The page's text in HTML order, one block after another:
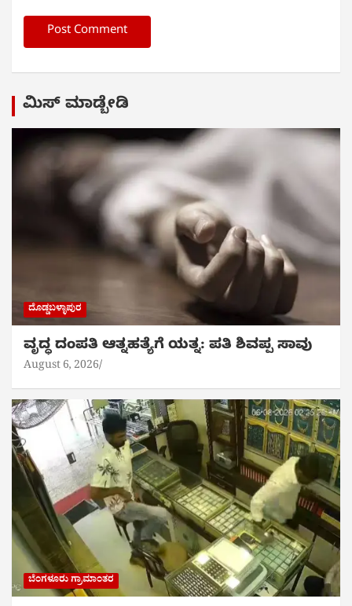
ಮಿಸ್ ಮಾಡ್ಬೇಡಿ
ದೊಡ್ಡಬಳ್ಳಾಪುರ
ವೃದ್ಧ ದಂಪತಿ ಆತ್ನಹತ್ಯೆಗೆ ಯತ್ನ: ಪತಿ ಶಿವಪ್ಪ ಸಾವು
August 6, 2026
ಬೆಂಗಳೂರು ಗ್ರಾಮಾಂತರ